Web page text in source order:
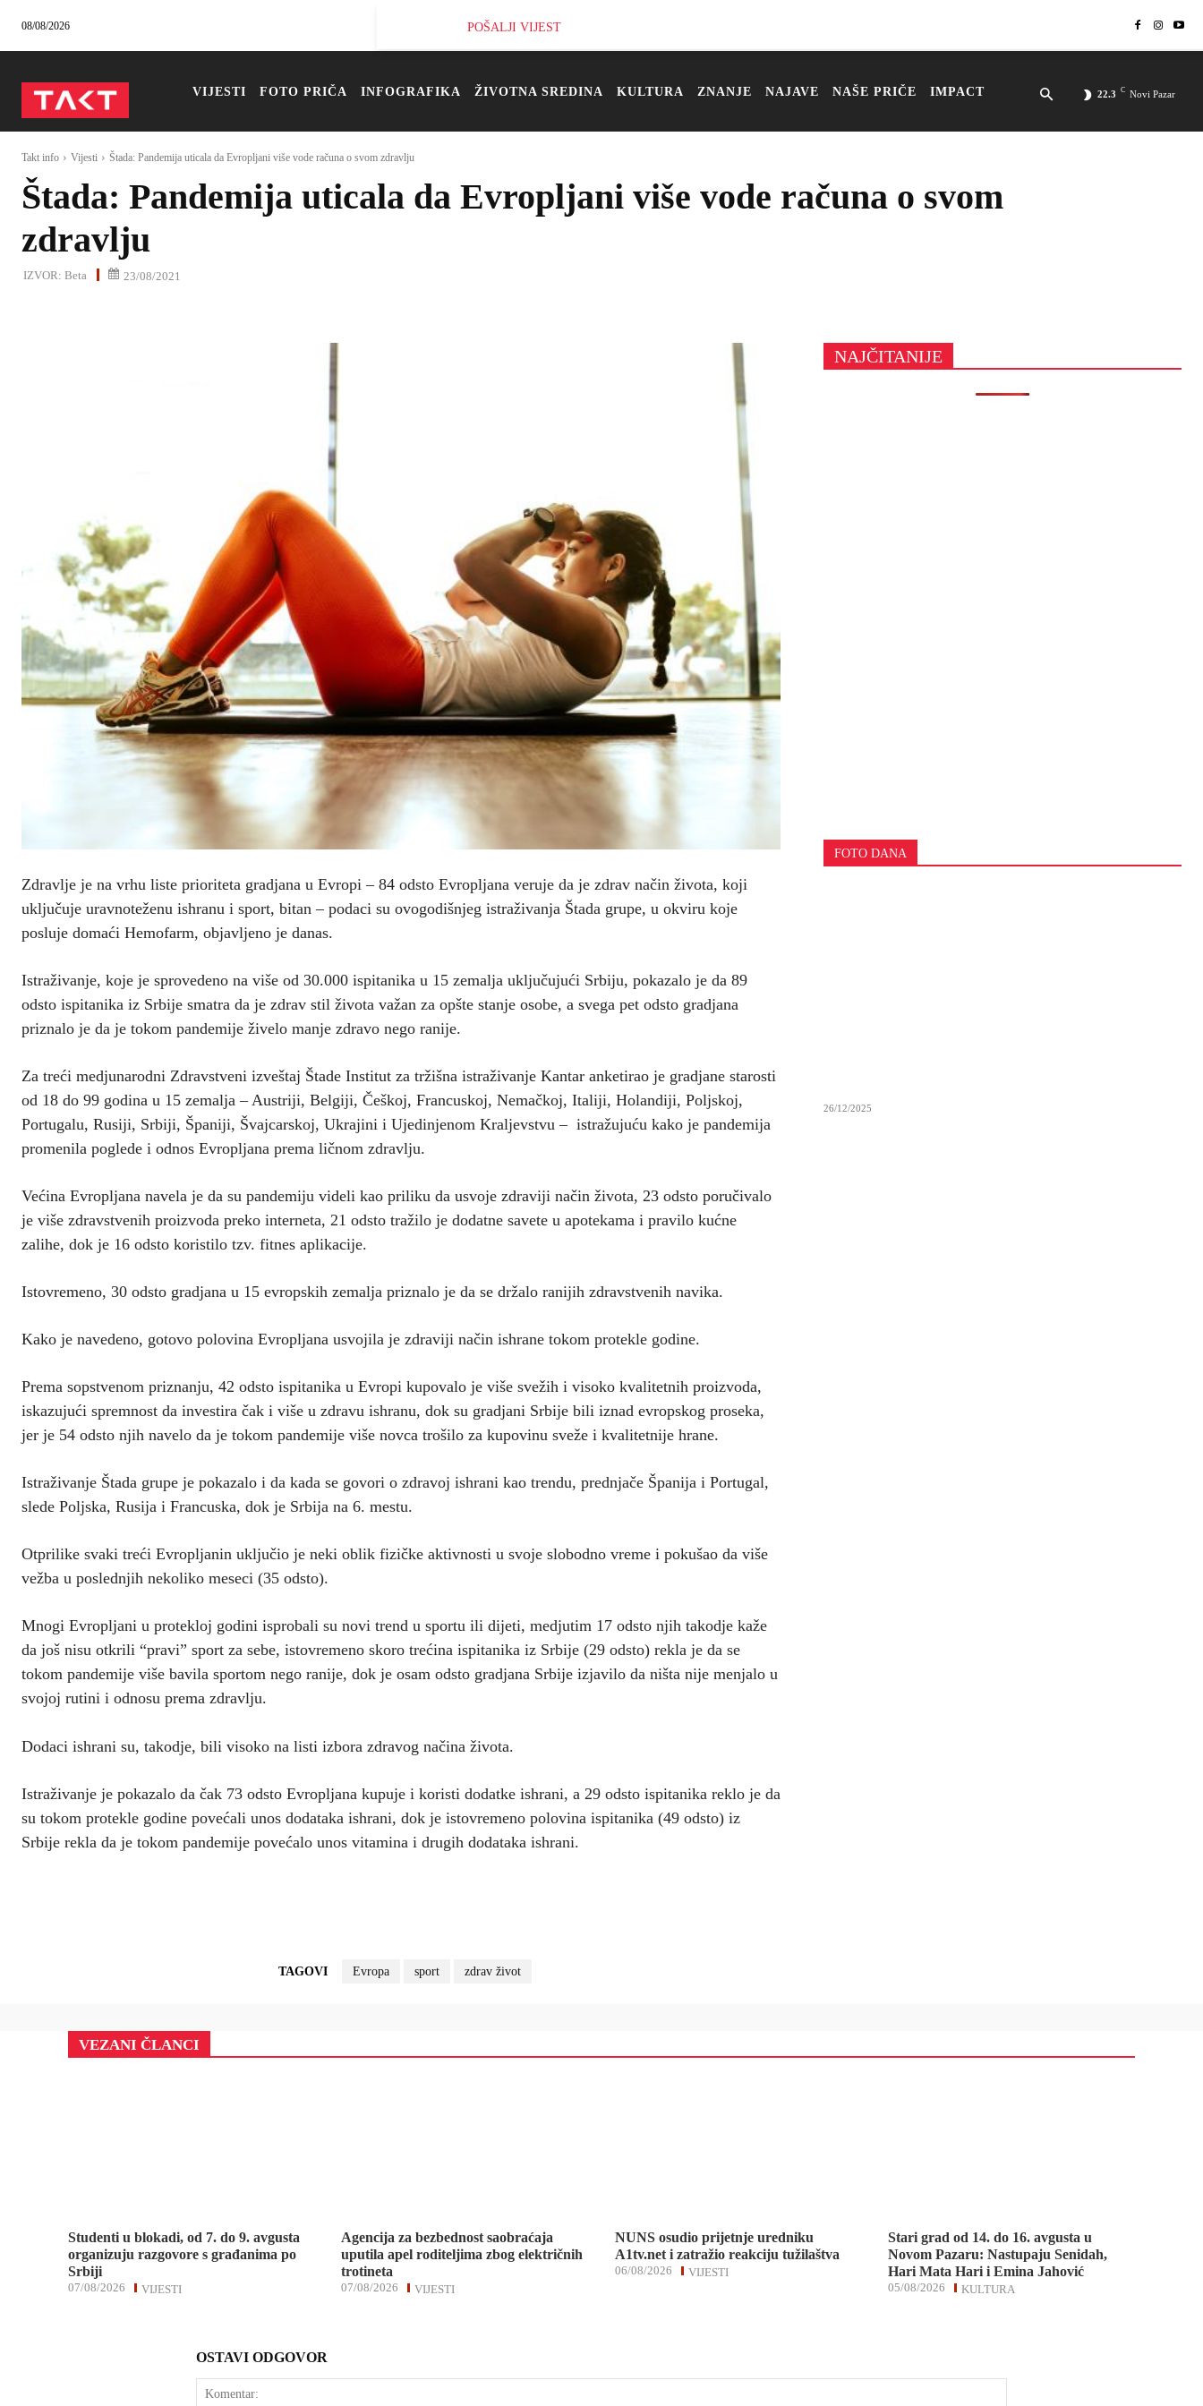
08/08/2026 POŠALJI VIJEST
VIJESTI FOTO PRIČA INFOGRAFIKA ŽIVOTNA SREDINA KULTURA ZNANJE NAJAVE NAŠE PRIČE IMPACT 22.3 C Novi Pazar
Takt info Vijesti Štada: Pandemija uticala da Evropljani više vode računa o svom zdravlju
Štada: Pandemija uticala da Evropljani više vode računa o svom
zdravlju
IZVOR: Beta 23/08/2021
Zdravlje je na vrhu liste prioriteta gradjana u Evropi – 84 odsto Evropljana veruje da je zdrav način života, koji
uključuje uravnoteženu ishranu i sport, bitan – podaci su ovogodišnjeg istraživanja Štada grupe, u okviru koje
posluje domaći Hemofarm, objavljeno je danas.
Istraživanje, koje je sprovedeno na više od 30.000 ispitanika u 15 zemalja uključujući Srbiju, pokazalo je da 89
odsto ispitanika iz Srbije smatra da je zdrav stil života važan za opšte stanje osobe, a svega pet odsto gradjana
priznalo je da je tokom pandemije živelo manje zdravo nego ranije.
Za treći medjunarodni Zdravstveni izveštaj Štade Institut za tržišna istraživanje Kantar anketirao je gradjane starosti
od 18 do 99 godina u 15 zemalja – Austriji, Belgiji, Češkoj, Francuskoj, Nemačkoj, Italiji, Holandiji, Poljskoj,
Portugalu, Rusiji, Srbiji, Španiji, Švajcarskoj, Ukrajini i Ujedinjenom Kraljevstvu – istražujuću kako je pandemija
promenila poglede i odnos Evropljana prema ličnom zdravlju.
Većina Evropljana navela je da su pandemiju videli kao priliku da usvoje zdraviji način života, 23 odsto poručivalo
je više zdravstvenih proizvoda preko interneta, 21 odsto tražilo je dodatne savete u apotekama i pravilo kućne
zalihe, dok je 16 odsto koristilo tzv. fitnes aplikacije.
Istovremeno, 30 odsto gradjana u 15 evropskih zemalja priznalo je da se držalo ranijih zdravstvenih navika.
Kako je navedeno, gotovo polovina Evropljana usvojila je zdraviji način ishrane tokom protekle godine.
Prema sopstvenom priznanju, 42 odsto ispitanika u Evropi kupovalo je više svežih i visoko kvalitetnih proizvoda,
iskazujući spremnost da investira čak i više u zdravu ishranu, dok su gradjani Srbije bili iznad evropskog proseka,
jer je 54 odsto njih navelo da je tokom pandemije više novca trošilo za kupovinu sveže i kvalitetnije hrane.
Istraživanje Štada grupe je pokazalo i da kada se govori o zdravoj ishrani kao trendu, prednjače Španija i Portugal,
slede Poljska, Rusija i Francuska, dok je Srbija na 6. mestu.
Otprilike svaki treći Evropljanin uključio je neki oblik fizičke aktivnosti u svoje slobodno vreme i pokušao da više
vežba u poslednjih nekoliko meseci (35 odsto).
Mnogi Evropljani u protekloj godini isprobali su novi trend u sportu ili dijeti, medjutim 17 odsto njih takodje kaže
da još nisu otkrili “pravi” sport za sebe, istovremeno skoro trećina ispitanika iz Srbije (29 odsto) rekla je da se
tokom pandemije više bavila sportom nego ranije, dok je osam odsto gradjana Srbije izjavilo da ništa nije menjalo u
svojoj rutini i odnosu prema zdravlju.
Dodaci ishrani su, takodje, bili visoko na listi izbora zdravog načina života.
Istraživanje je pokazalo da čak 73 odsto Evropljana kupuje i koristi dodatke ishrani, a 29 odsto ispitanika reklo je da
su tokom protekle godine povećali unos dodataka ishrani, dok je istovremeno polovina ispitanika (49 odsto) iz
Srbije rekla da je tokom pandemije povećalo unos vitamina i drugih dodataka ishrani.
TAGOVI Evropa sport zdrav život
NAJČITANIJE
FOTO DANA
26/12/2025
VEZANI ČLANCI
Studenti u blokadi, od 7. do 9. avgusta
organizuju razgovore s građanima po
Srbiji
VIJESTI
07/08/2026
Agencija za bezbednost saobraćaja
uputila apel roditeljima zbog električnih
trotineta
VIJESTI
07/08/2026
NUNS osudio prijetnje uredniku
A1tv.net i zatražio reakciju tužilaštva
VIJESTI
06/08/2026
Stari grad od 14. do 16. avgusta u
Novom Pazaru: Nastupaju Senidah,
Hari Mata Hari i Emina Jahović
KULTURA
05/08/2026
OSTAVI ODGOVOR